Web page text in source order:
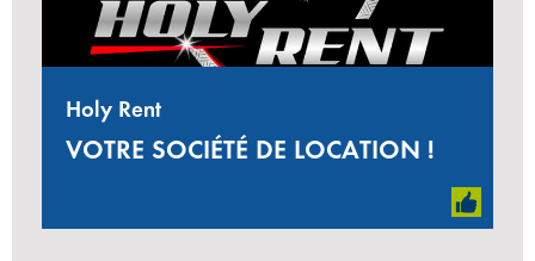
Holy Rent
VOTRE SOCIÉTÉ DE LOCATION !